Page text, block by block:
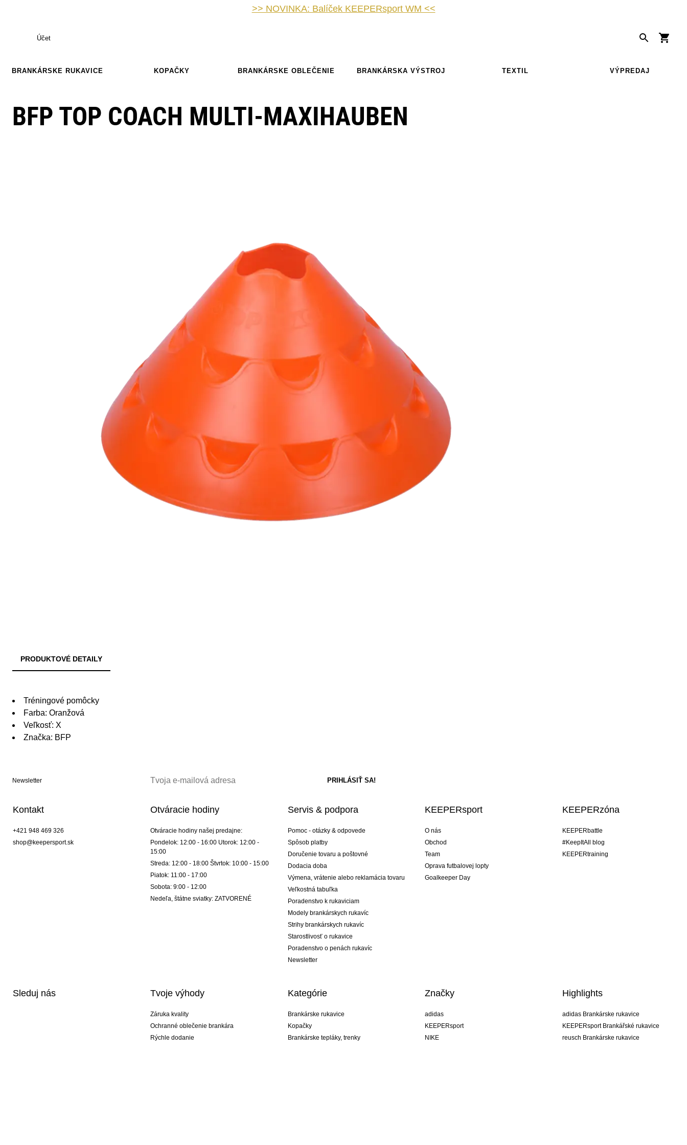
>> NOVINKA: Balíček KEEPERsport WM <<
Účet
BRANKÁRSKE RUKAVICE KOPAČKY BRANKÁRSKE OBLEČENIE BRANKÁRSKA VÝSTROJ TEXTIL VÝPREDAJ
BFP TOP COACH MULTI-MAXIHAUBEN
PRODUKTOVÉ DETAILY
Tréningové pomôcky
Farba: Oranžová
Veľkosť: X
Značka: BFP
Newsletter
Kontakt
+421 948 469 326
shop@keepersport.sk
Otváracie hodiny
Otváracie hodiny našej predajne:
Pondelok: 12:00 - 16:00 Utorok: 12:00 -
15:00
Streda: 12:00 - 18:00 Štvrtok: 10:00 - 15:00
Piatok: 11:00 - 17:00
Sobota: 9:00 - 12:00
Nedeľa, štátne sviatky: ZATVORENÉ
Servis & podpora
Pomoc - otázky & odpovede
Spôsob platby
Doručenie tovaru a poštovné
Dodacia doba
Výmena, vrátenie alebo reklamácia tovaru
Veľkostná tabuľka
Poradenstvo k rukaviciam
Modely brankárskych rukavíc
Strihy brankárskych rukavíc
Starostlivosť o rukavice
Poradenstvo o penách rukavíc
Newsletter
KEEPERsport
O nás
Obchod
Team
Oprava futbalovej lopty
Goalkeeper Day
KEEPERzóna
KEEPERbattle
#KeepItAll blog
KEEPERtraining
Sleduj nás Tvoje výhody
Záruka kvality
Ochranné oblečenie brankára
Rýchle dodanie
Kategórie
Brankárske rukavice
Kopačky
Brankárske tepláky, trenky
Značky
adidas
KEEPERsport
NIKE
Highlights
adidas Brankárske rukavice
KEEPERsport Brankářské rukavice
reusch Brankárske rukavice